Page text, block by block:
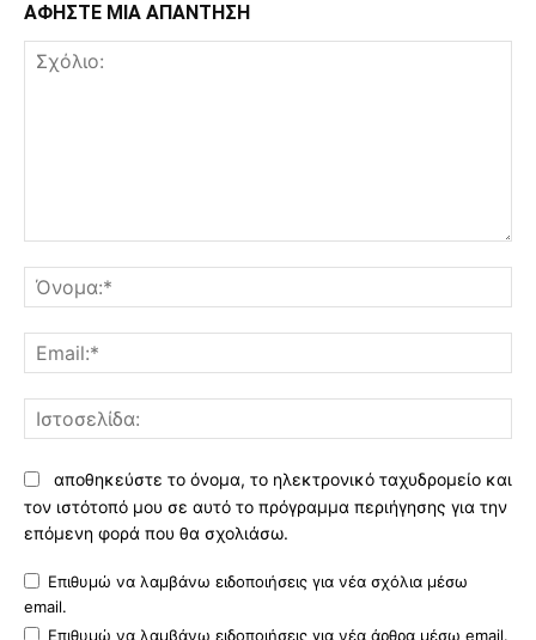
ΑΦΗΣΤΕ ΜΙΑ ΑΠΑΝΤΗΣΗ
αποθηκεύστε το όνομα, το ηλεκτρονικό ταχυδρομείο και
τον ιστότοπό μου σε αυτό το πρόγραμμα περιήγησης για την
επόμενη φορά που θα σχολιάσω.
Επιθυμώ να λαμβάνω ειδοποιήσεις για νέα σχόλια μέσω
email.
Επιθυμώ να λαμβάνω ειδοποιήσεις για νέα άρθρα μέσω email.